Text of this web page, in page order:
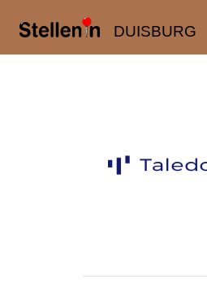
DUISBURG